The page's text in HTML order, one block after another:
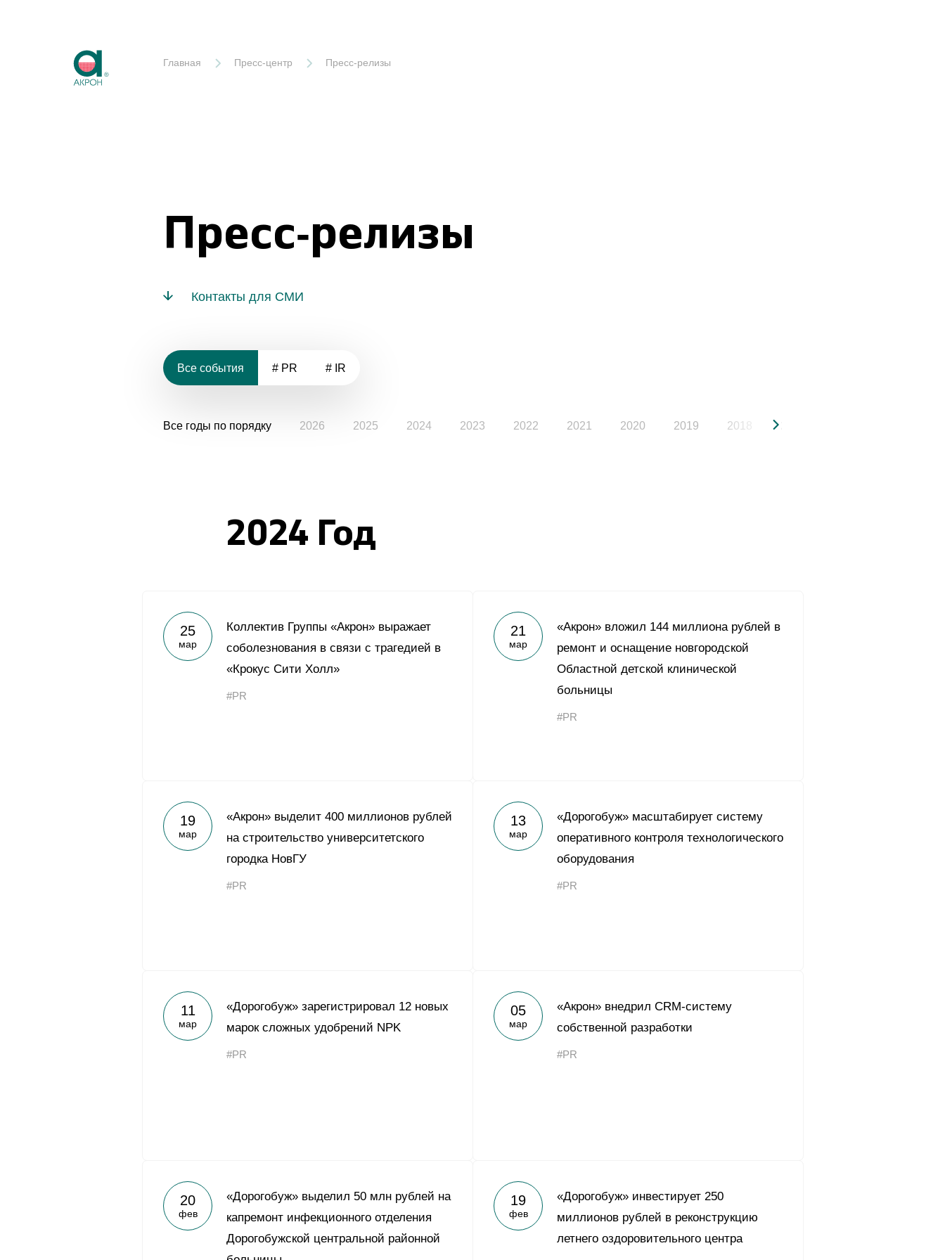
Главная Пресс-центр Пресс-релизы
Пресс-релизы
Контакты для СМИ
Все события # PR # IR
Все годы по порядку 2026 2025 2024 2023 2022 2021 2020 2019 2018
2024 Год
25
мар
Коллектив Группы «Акрон» выражает
соболезнования в связи с трагедией в
«Крокус Сити Холл»
#PR
21
мар
«Акрон» вложил 144 миллиона рублей в
ремонт и оснащение новгородской
Областной детской клинической
больницы
#PR
19
мар
«Акрон» выделит 400 миллионов рублей
на строительство университетского
городка НовГУ
#PR
13
мар
«Дорогобуж» масштабирует систему
оперативного контроля технологического
оборудования
#PR
11
мар
«Дорогобуж» зарегистрировал 12 новых
марок сложных удобрений NPK
#PR
05
мар
«Акрон» внедрил CRM-систему
собственной разработки
#PR
20
фев
«Дорогобуж» выделил 50 млн рублей на
капремонт инфекционного отделения
Дорогобужской центральной районной
19
фев
«Дорогобуж» инвестирует 250
миллионов рублей в реконструкцию
летнего оздоровительного центра